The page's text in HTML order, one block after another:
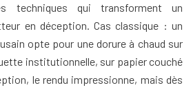
techniques qui transforment un
en déception. Cas classique : un
opte pour une dorure à chaud sur
institutionnelle, sur papier couché
le rendu impressionne, mais dès